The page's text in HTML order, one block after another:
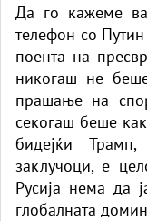
Да го кажеме
телефон со Путин
поента на
никогаш не
прашање на
секогаш беше
бидејќи
заклучоци, е
Русија нема да
глобалната